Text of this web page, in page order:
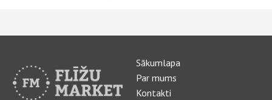
Sākumlapa
Par mums
Kontakti